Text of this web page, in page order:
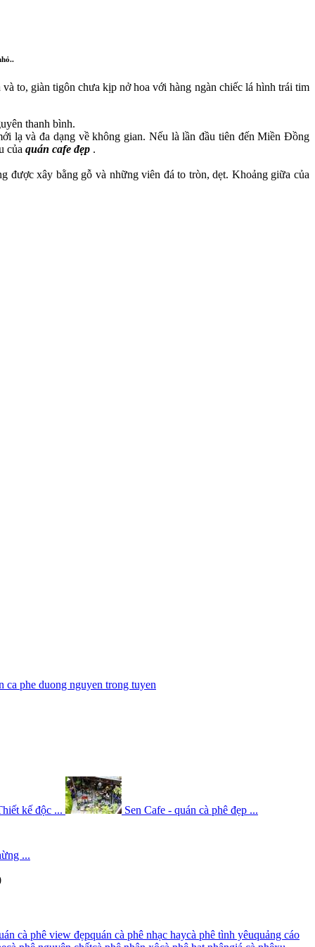
to, giàn tigôn chưa kịp nở hoa với hàng ngàn chiếc lá hình trái tim
thanh bình.
lạ và đa dạng về không gian. Nếu là lần đầu tiên đến Miền Đồng
của quán cafe đẹp .
được xây bằng gỗ và những viên đá to tròn, dẹt. Khoảng giữa của
ca phe duong nguyen trong tuyen
kế độc ... Sen Cafe - quán cà phê đẹp ...
...
cà phê view đẹpquán cà phê nhạc haycà phê tình yêuquảng cáo